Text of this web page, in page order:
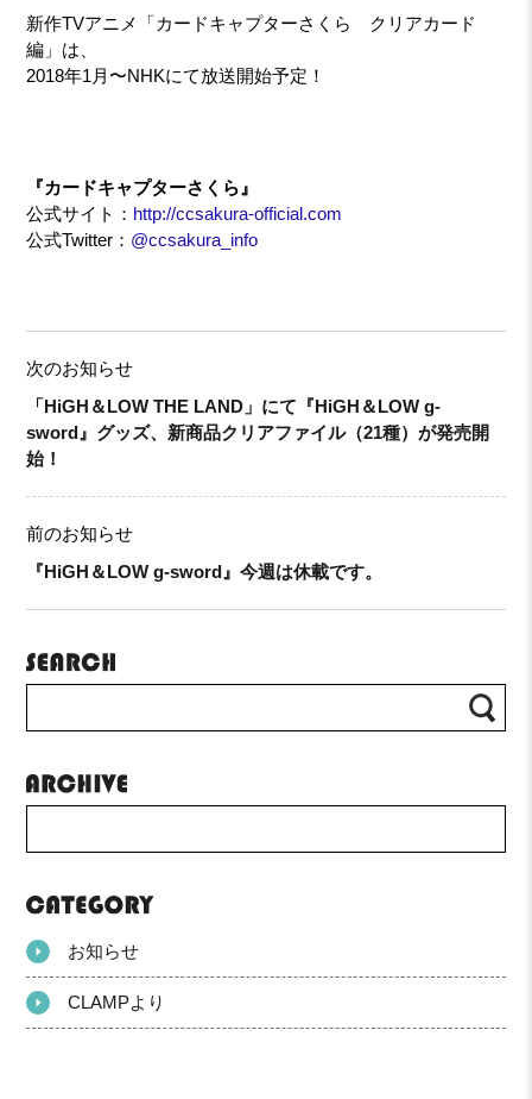
新作TVアニメ「カードキャプターさくら クリアカード
編」は、
2018年1月〜NHKにて放送開始予定！
『カードキャプターさくら』
公式サイト： http://ccsakura-official.com
公式Twitter： @ccsakura_info
次のお知らせ
「HiGH＆LOW THE LAND」にて『HiGH＆LOW g-
sword』グッズ、新商品クリアファイル（21種）が発売開
始！
前のお知らせ
『HiGH＆LOW g-sword』今週は休載です。
お知らせ
CLAMPより